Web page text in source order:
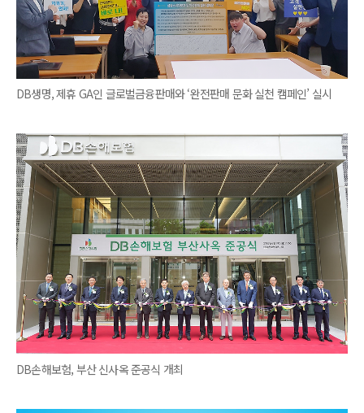
DB생명, 제휴 GA인 글로벌금융판매와 ‘완전판매 문화 실천 캠페인’ 실시
DB손해보험, 부산 신사옥 준공식 개최